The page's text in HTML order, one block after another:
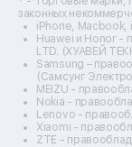
Ремонт
Ремонт
Ремонт
Ремонт
Ремонт
Ремонт
законных
iPhone, Macbook,
Huawei и Honor -
LTD. (ХУАВЕЙ
Samsung –
(Самсунг
MEIZU -
Nokia -
Lenovo -
Xiaomi -
ZTE -